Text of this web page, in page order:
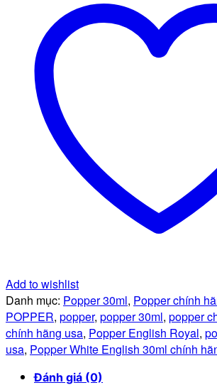
(USA)
lượng
Add to wishlist
Danh mục: Popper 30ml, Popper chính
POPPER, popper, popper 30ml, popper
chính hãng usa, Popper English Royal,
usa, Popper White English 30ml chính
Đánh giá (0)